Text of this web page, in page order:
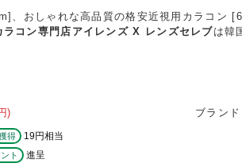
おしゃれな高品質の格安近視用カラコン [6
コン専門店アイレンズ X レンズセレブは韓
)
得
19円相当
ト 進呈
ブランド